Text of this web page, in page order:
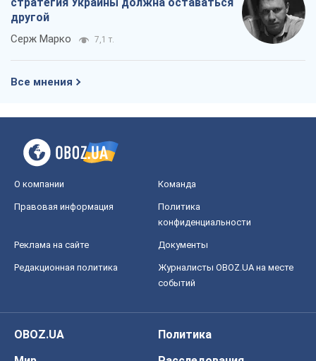
другой
Серж Марко 7,1 т.
Все мнения
О компании Команда
Правовая информация
Политика
конфиденциальности
Реклама на сайте Документы
Редакционная политика
Журналисты OBOZ.UA на месте
событий
OBOZ.UA
Политика